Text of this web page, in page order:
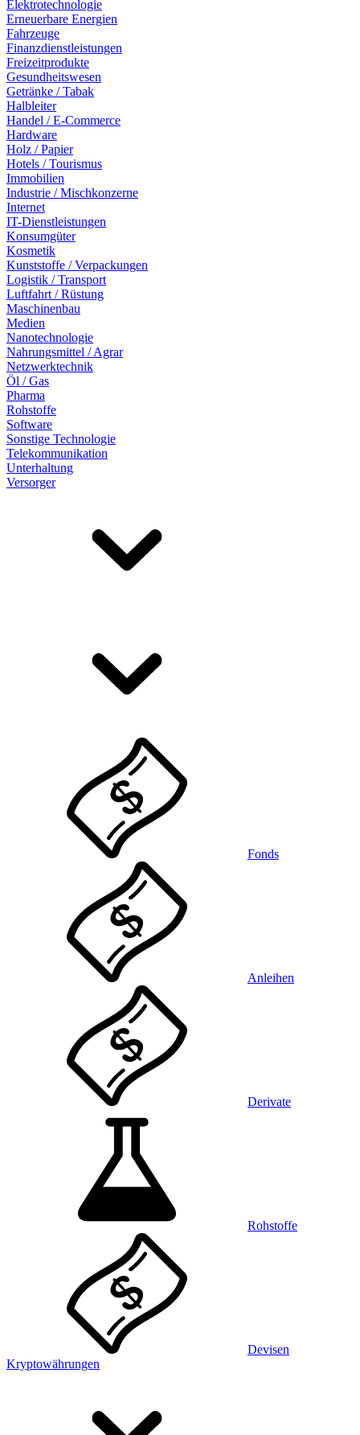
Elektrotechnologie
Erneuerbare Energien
Fahrzeuge
Finanzdienstleistungen
Freizeitprodukte
Gesundheitswesen
Getränke / Tabak
Halbleiter
Handel / E-Commerce
Hardware
Holz / Papier
Hotels / Tourismus
Immobilien
Industrie / Mischkonzerne
Internet
IT-Dienstleistungen
Konsumgüter
Kosmetik
Kunststoffe / Verpackungen
Logistik / Transport
Luftfahrt / Rüstung
Maschinenbau
Medien
Nanotechnologie
Nahrungsmittel / Agrar
Netzwerktechnik
Öl / Gas
Pharma
Rohstoffe
Software
Sonstige Technologie
Telekommunikation
Unterhaltung
Versorger
Fonds
Anleihen
Derivate
Rohstoffe
Devisen
Kryptowährungen